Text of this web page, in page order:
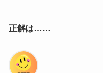
正解は……